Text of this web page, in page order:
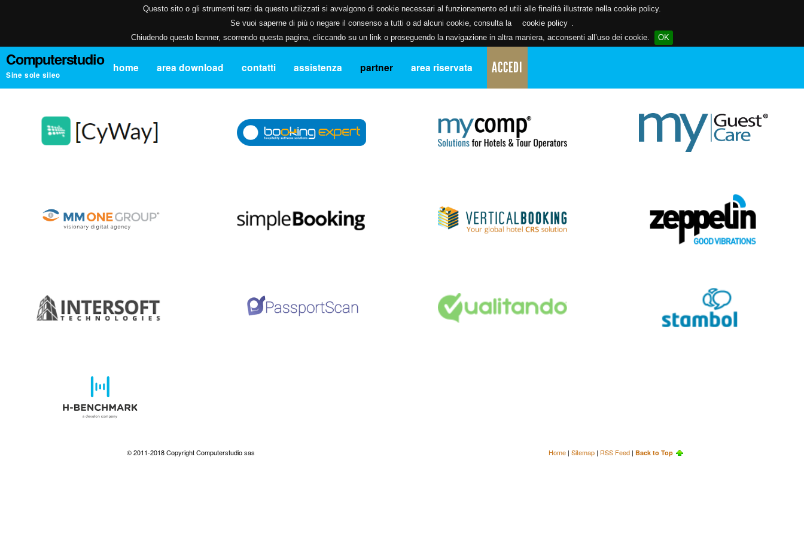
Questo sito o gli strumenti terzi da questo utilizzati si avvalgono di cookie necessari al funzionamento ed utili alle finalità illustrate nella cookie policy.
Se vuoi saperne di più o negare il consenso a tutti o ad alcuni cookie, consulta la
cookie policy .
Chiudendo questo banner, scorrendo questa pagina, cliccando su un link o proseguendo la navigazione in altra maniera, acconsenti all’uso dei cookie.
OK
Computerstudio
Sine sole sileo
home area download contatti assistenza partner area riservata ACCEDI
© 2011-2018 Copyright Computerstudio sas Home | Sitemap | RSS Feed | Back to Top